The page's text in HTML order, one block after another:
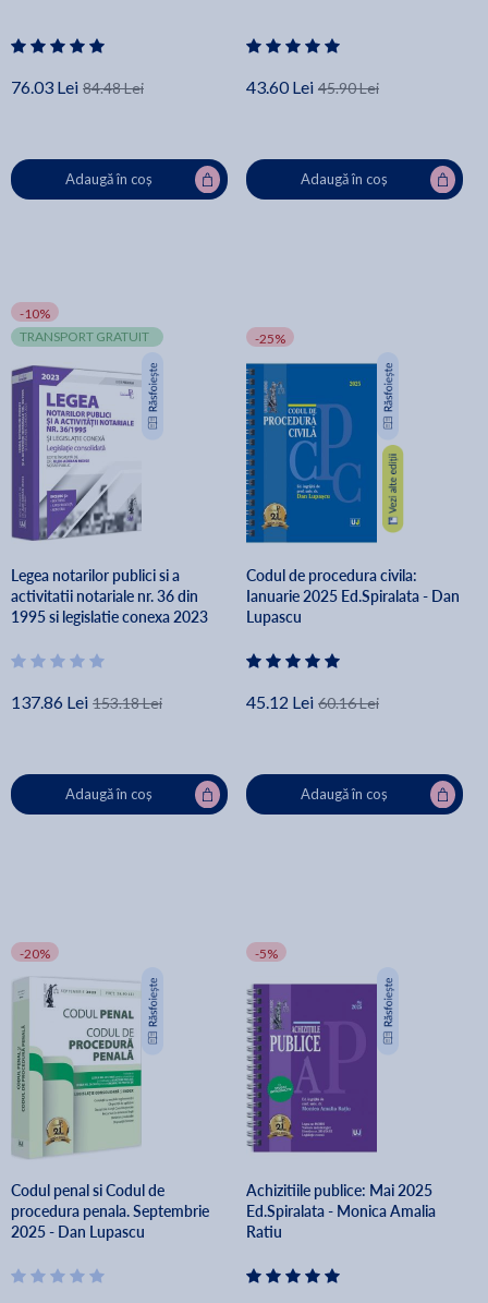
76.03 Lei 84.48 Lei
Adaugă în coș
43.60 Lei 45.90 Lei
Adaugă în coș
-10%
TRANSPORT GRATUIT
Legea notarilor publici si a
activitatii notariale nr. 36 din
1995 si legislatie conexa 2023
137.86 Lei 153.18 Lei
Adaugă în coș
-25%
Codul de procedura civila:
Ianuarie 2025 Ed.Spiralata - Dan
Lupascu
45.12 Lei 60.16 Lei
Adaugă în coș
-20%
Codul penal si Codul de
procedura penala. Septembrie
2025 - Dan Lupascu
-5%
Achizitiile publice: Mai 2025
Ed.Spiralata - Monica Amalia
Ratiu